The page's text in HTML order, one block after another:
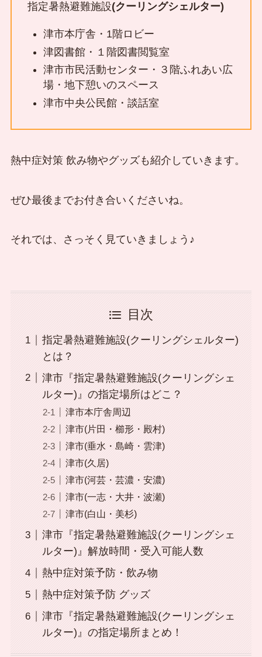
指定暑熱避難施設(クーリングシェルター)
津市本庁舎・1階ロビー
津図書館・１階図書閲覧室
津市市民活動センター・３階ふれあい広
場・地下憩いのスペース
津市中央公民館・談話室
熱中症対策 飲み物やグッズも紹介していきます。
ぜひ最後までお付き合いくださいね。
それでは、さっそく見ていきましょう♪
目次
指定暑熱避難施設(クーリングシェルター)
とは？
津市『指定暑熱避難施設(クーリングシェ
ルター)』の指定場所はどこ？
津市本庁舎周辺
津市(片田・櫛形・殿村)
津市(垂水・島崎・雲津)
津市(久居)
津市(河芸・芸濃・安濃)
津市(一志・大井・波瀬)
津市(白山・美杉)
津市『指定暑熱避難施設(クーリングシェ
ルター)』解放時間・受入可能人数
熱中症対策予防・飲み物
熱中症対策予防 グッズ
津市『指定暑熱避難施設(クーリングシェ
ルター)』の指定場所まとめ！